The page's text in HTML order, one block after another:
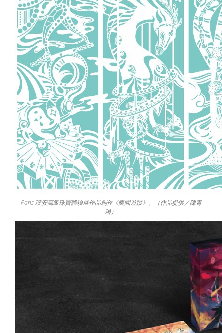
Pans 璞安高級珠寶體驗展作品創作《樂園遊蹤》。（作品提供／陳青
琳）